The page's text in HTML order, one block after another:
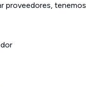
proveedores, tenemos